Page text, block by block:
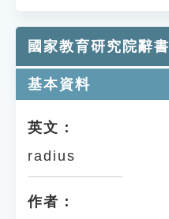
國家教育研究院辭書
基本資料
英文：
radius
作者：